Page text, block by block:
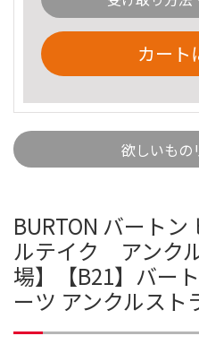
カート
欲しいもの
BURTON バート
ルテイク アンク
場】【B21】バー
ーツ アンクルスト